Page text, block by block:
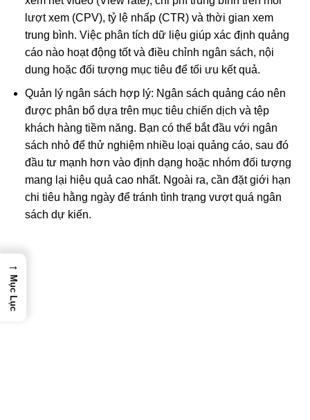
lượt xem (CPV), tỷ lệ nhấp (CTR) và thời gian xem
trung bình. Việc phân tích dữ liệu giúp xác định quảng
cáo nào hoạt động tốt và điều chỉnh ngân sách, nội
dung hoặc đối tượng mục tiêu để tối ưu kết quả.
Quản lý ngân sách hợp lý: Ngân sách quảng cáo nên
được phân bổ dựa trên mục tiêu chiến dịch và tệp
khách hàng tiềm năng. Bạn có thể bắt đầu với ngân
sách nhỏ để thử nghiệm nhiều loại quảng cáo, sau đó
đầu tư mạnh hơn vào định dạng hoặc nhóm đối tượng
mang lại hiệu quả cao nhất. Ngoài ra, cần đặt giới hạn
chi tiêu hằng ngày để tránh tình trạng vượt quá ngân
sách dự kiến.
→
Mục Lục